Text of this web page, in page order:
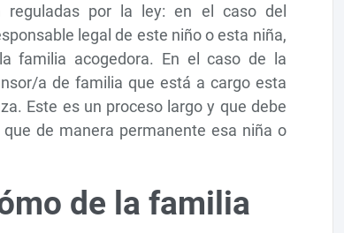
reguladas por la ley: en el caso del
legal de este niño o esta niña,
familia acogedora. En el caso de la
a de familia que está a cargo esta
Este es un proceso largo y que debe
de manera permanente esa niña o
de la familia